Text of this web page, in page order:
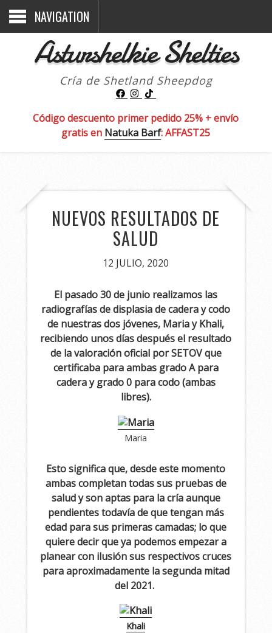
NAVIGATION
Asturshelkie Shelties
Cría de Shetland Sheepdog
Código descuento primer pedido 25% + envío
gratis en Natuka Barf: AFFAST25
NUEVOS RESULTADOS DE
SALUD
12 JULIO, 2020
El pasado 30 de junio realizamos las
radiografías de displasia de cadera y codo
de nuestras dos jóvenes, Maria y Khali,
recibiendo unos días después el resultado
de la valoración oficial por SETOV que
certificaba para ambas grado A para
cadera y grado 0 para codo (ambas
libres).
Maria
Esto significa que, desde este momento
ambas completan todas sus pruebas de
salud y son aptas para la cría aunque
pendientes todavía de que tengan más
edad para sus primeras camadas; lo que
quiere decir que ya podemos empezar a
planear con ilusión sus respectivos cruces
para aproximadamente la segunda mitad
del 2021.
Khali